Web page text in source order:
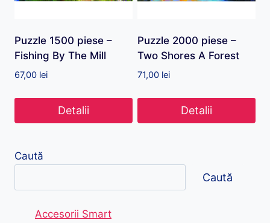
Puzzle 1500 piese –
Fishing By The Mill
67,00 lei
Detalii
Puzzle 2000 piese –
Two Shores A Forest
71,00 lei
Detalii
Caută
Caută
Accesorii Smart